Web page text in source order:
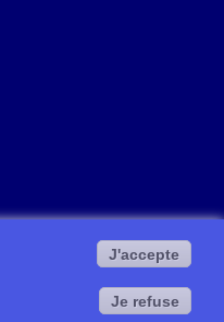
J'accepte
Je refuse